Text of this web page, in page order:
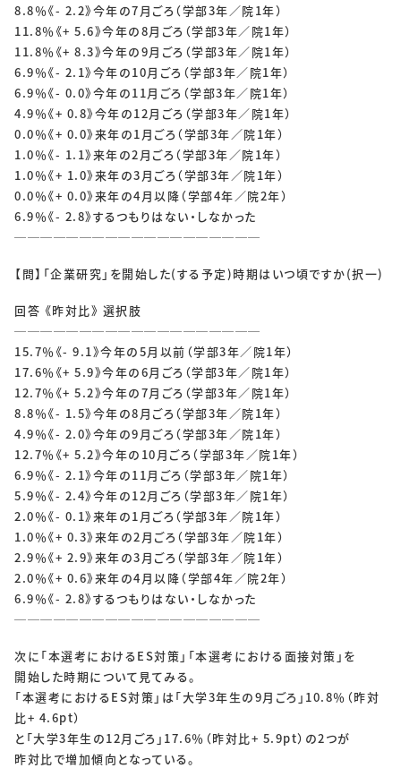
8.8％《- 2.2》今年の7月ごろ（学部3年／院1年）
11.8％《+ 5.6》今年の8月ごろ（学部3年／院1年）
11.8％《+ 8.3》今年の9月ごろ（学部3年／院1年）
6.9％《- 2.1》今年の10月ごろ（学部3年／院1年）
6.9％《- 0.0》今年の11月ごろ（学部3年／院1年）
4.9％《+ 0.8》今年の12月ごろ（学部3年／院1年）
0.0％《+ 0.0》来年の1月ごろ（学部3年／院1年）
1.0％《- 1.1》来年の2月ごろ（学部3年／院1年）
1.0％《+ 1.0》来年の3月ごろ（学部3年／院1年）
0.0％《+ 0.0》来年の4月以降（学部4年／院2年）
6.9％《- 2.8》するつもりはない・しなかった
───────────────────
【問】「企業研究」を開始した(する予定)時期はいつ頃ですか(択一)
回答 《昨対比》 選択肢
───────────────────
15.7％《- 9.1》今年の5月以前（学部3年／院1年）
17.6％《+ 5.9》今年の6月ごろ（学部3年／院1年）
12.7％《+ 5.2》今年の7月ごろ（学部3年／院1年）
8.8％《- 1.5》今年の8月ごろ（学部3年／院1年）
4.9％《- 2.0》今年の9月ごろ（学部3年／院1年）
12.7％《+ 5.2》今年の10月ごろ（学部3年／院1年）
6.9％《- 2.1》今年の11月ごろ（学部3年／院1年）
5.9％《- 2.4》今年の12月ごろ（学部3年／院1年）
2.0％《- 0.1》来年の1月ごろ（学部3年／院1年）
1.0％《+ 0.3》来年の2月ごろ（学部3年／院1年）
2.9％《+ 2.9》来年の3月ごろ（学部3年／院1年）
2.0％《+ 0.6》来年の4月以降（学部4年／院2年）
6.9％《- 2.8》するつもりはない・しなかった
───────────────────
次に「本選考におけるES対策」「本選考における面接対策」を
開始した時期について見てみる。
「本選考におけるES対策」は「大学3年生の9月ごろ」10.8％（昨対
比+ 4.6pt）
と「大学3年生の12月ごろ」17.6％（昨対比+ 5.9pt）の2つが
昨対比で増加傾向となっている。